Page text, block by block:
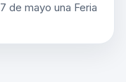
de mayo una Feria